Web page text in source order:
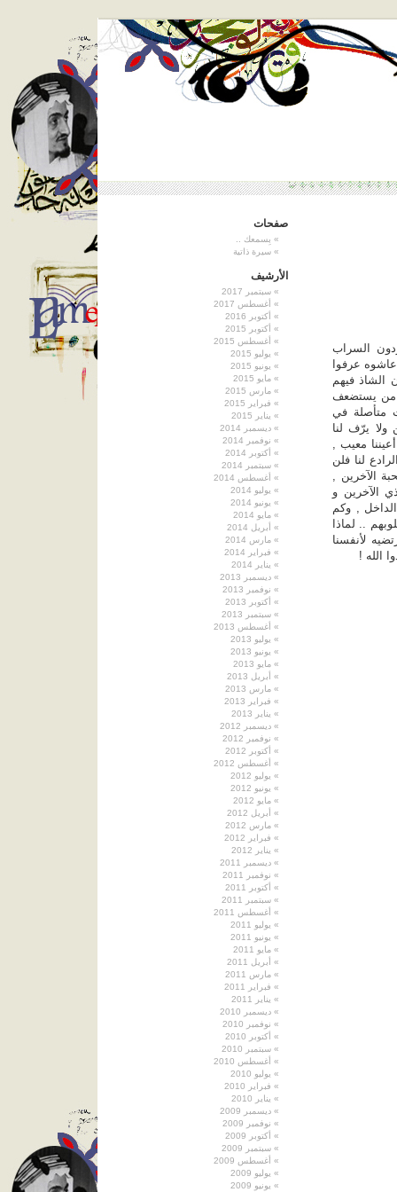
السراب
عرفوا
الشاذ فيهم
من يستضعف
متأصلة في
ولا يرّف لنا
معيب ,
لنا فلن
الآخرين ,
الآخرين و
, وكم
.. لماذا
لأنفسنا
الله !
صفحات
بِسمعك ..
سيرة ذاتية
الأرشيف
سبتمبر 2017
أغسطس 2017
أكتوبر 2016
أكتوبر 2015
أغسطس 2015
يوليو 2015
يونيو 2015
مايو 2015
مارس 2015
فبراير 2015
يناير 2015
ديسمبر 2014
نوفمبر 2014
أكتوبر 2014
سبتمبر 2014
أغسطس 2014
يوليو 2014
يونيو 2014
مايو 2014
أبريل 2014
مارس 2014
فبراير 2014
يناير 2014
ديسمبر 2013
نوفمبر 2013
أكتوبر 2013
سبتمبر 2013
أغسطس 2013
يوليو 2013
يونيو 2013
مايو 2013
أبريل 2013
مارس 2013
فبراير 2013
يناير 2013
ديسمبر 2012
نوفمبر 2012
أكتوبر 2012
أغسطس 2012
يوليو 2012
يونيو 2012
مايو 2012
أبريل 2012
مارس 2012
فبراير 2012
يناير 2012
ديسمبر 2011
نوفمبر 2011
أكتوبر 2011
سبتمبر 2011
أغسطس 2011
يوليو 2011
يونيو 2011
مايو 2011
أبريل 2011
مارس 2011
فبراير 2011
يناير 2011
ديسمبر 2010
نوفمبر 2010
أكتوبر 2010
سبتمبر 2010
أغسطس 2010
يوليو 2010
فبراير 2010
يناير 2010
ديسمبر 2009
نوفمبر 2009
أكتوبر 2009
سبتمبر 2009
أغسطس 2009
يوليو 2009
يونيو 2009